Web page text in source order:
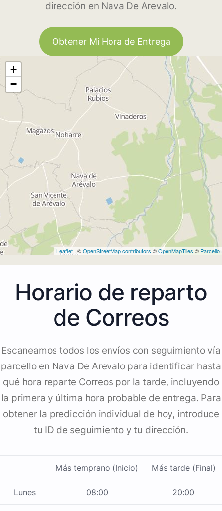
dirección en Nava De Arevalo.
Obtener Mi Hora de Entrega
+
−
Leaflet | ©OpenStreetMap contributors ©OpenMapTiles © Parcello
Horario de reparto
de Correos
Escaneamos todos los envíos con seguimiento vía
parcello en Nava De Arevalo para identificar hasta
qué hora reparte Correos por la tarde, incluyendo
la primera y última hora probable de entrega. Para
obtener la predicción individual de hoy, introduce
tu ID de seguimiento y tu dirección.
Más temprano (Inicio) Más tarde (Final)
Lunes 08:00 20:00